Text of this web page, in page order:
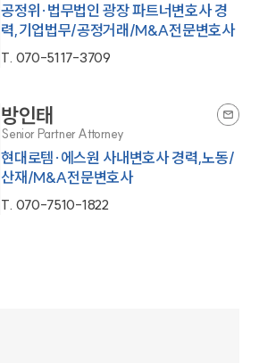
공정위·법무법인 광장 파트너변호사 경
력,기업법무/공정거래/M&A전문변호사
T. 070-5117-3709
방인태
Senior Partner Attorney
현대로템·에스원 사내변호사 경력,노동/
산재/M&A전문변호사
T. 070-7510-1822